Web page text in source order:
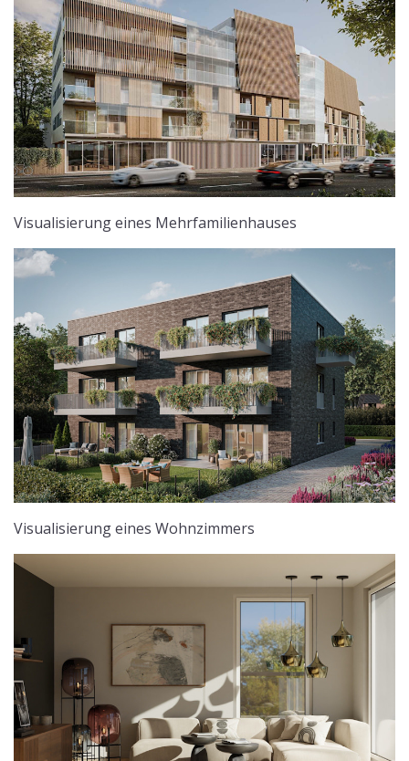
Visualisierung eines Mehrfamilienhauses
Visualisierung eines Wohnzimmers